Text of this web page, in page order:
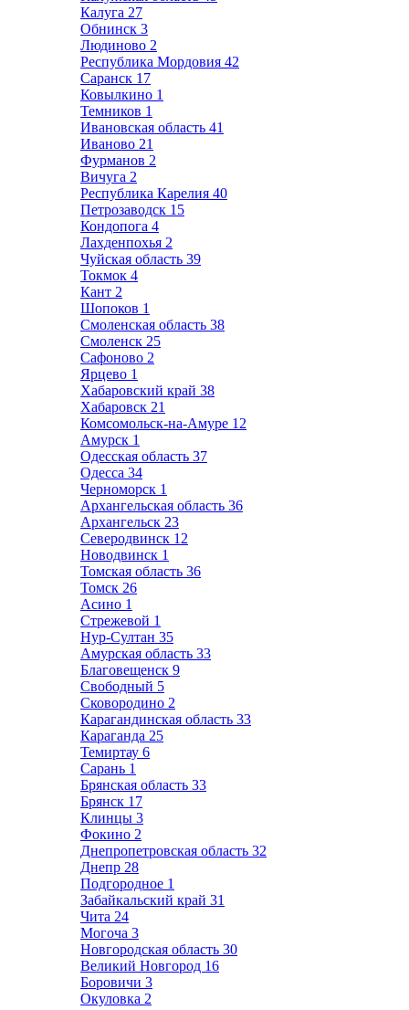
Калуга 27
Обнинск 3
Людиново 2
Республика Мордовия 42
Саранск 17
Ковылкино 1
Темников 1
Ивановская область 41
Иваново 21
Фурманов 2
Вичуга 2
Республика Карелия 40
Петрозаводск 15
Кондопога 4
Лахденпохья 2
Чуйская область 39
Токмок 4
Кант 2
Шопоков 1
Смоленская область 38
Смоленск 25
Сафоново 2
Ярцево 1
Хабаровский край 38
Хабаровск 21
Комсомольск-на-Амуре 12
Амурск 1
Одесская область 37
Одесса 34
Черноморск 1
Архангельская область 36
Архангельск 23
Северодвинск 12
Новодвинск 1
Томская область 36
Томск 26
Асино 1
Стрежевой 1
Нур-Султан 35
Амурская область 33
Благовещенск 9
Свободный 5
Сковородино 2
Карагандинская область 33
Караганда 25
Темиртау 6
Сарань 1
Брянская область 33
Брянск 17
Клинцы 3
Фокино 2
Днепропетровская область 32
Днепр 28
Подгородное 1
Забайкальский край 31
Чита 24
Могоча 3
Новгородская область 30
Великий Новгород 16
Боровичи 3
Окуловка 2